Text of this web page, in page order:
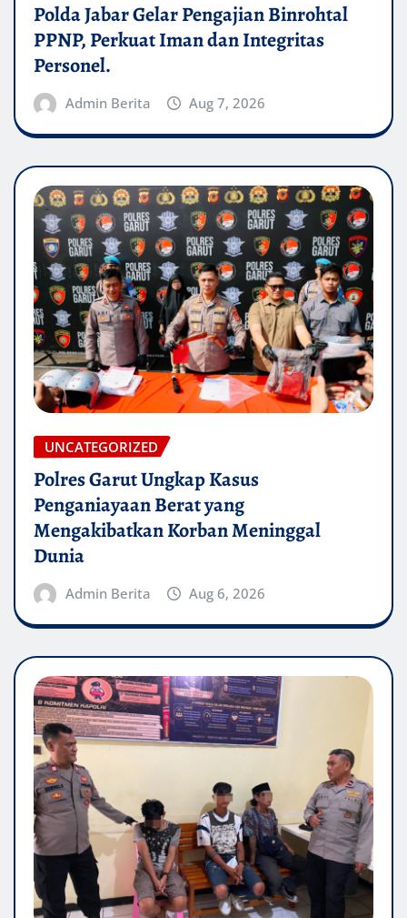
Polda Jabar Gelar Pengajian Binrohtal
PPNP, Perkuat Iman dan Integritas
Personel.
Admin Berita Aug 7, 2026
UNCATEGORIZED
Polres Garut Ungkap Kasus
Penganiayaan Berat yang
Mengakibatkan Korban Meninggal
Dunia
Admin Berita Aug 6, 2026